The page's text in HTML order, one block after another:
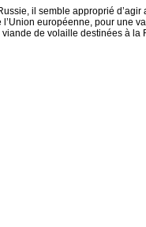
il semble approprié
européenne, pour
de volaille destinées à la